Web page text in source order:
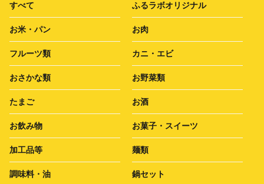
すべて ふるラボオリジナル
お米・パン お肉
フルーツ類 カニ・エビ
おさかな類 お野菜類
たまご お酒
お飲み物 お菓子・スイーツ
加工品等 麺類
調味料・油 鍋セット